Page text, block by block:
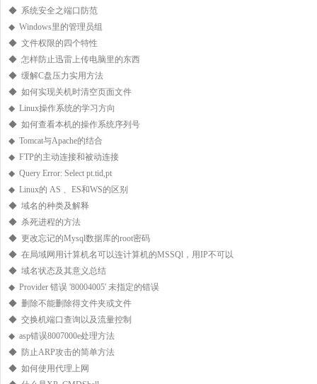
◆ 系统安全之端口防范
◆ Windows里的管理员组
◆ 文件权限的四个特性
◆ 怎样防止迅雷上传电脑里的东西
◆ 缓解C盘压力实用方法
◆ 如何实现关机时清空页面文件
◆ Linux操作系统的学习方向
◆ 如何查看本机的操作系统序列号
◆ Tomcat与Apache的结合
◆ FTP的主动连接和被动连接
◆ Query Error: Select pt.tid,pt
◆ Linux的 AS 、ES和WS的区别
◆ 域名的种类及解释
◆ 杀死进程的方法
◆ 更改忘记的Mysql数据库的root密码
◆ 在局域网用计算机名可以连计算机的MSSQl，用IP不可以
◆ 域名状态及其意义总结
◆ Provider 错误 '80004005' 未指定的错误
◆ 删除不能删除得文件夹或文件
◆ 交换机端口查询以及流量控制
◆ asp错误8007000e处理方法
◆ 防止ARP攻击的简单方法
◆ 如何使用代理上网